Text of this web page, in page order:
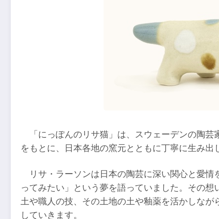
「にっぽんのリサ猫」は、スウェーデンの陶
をもとに、日本各地の窯元とともに丁寧に生み
リサ・ラーソンは日本の陶芸に深い関心と愛
ってみたい」という夢を語っていました。その
土や職人の技、その土地の土や釉薬を活かしな
していきます。